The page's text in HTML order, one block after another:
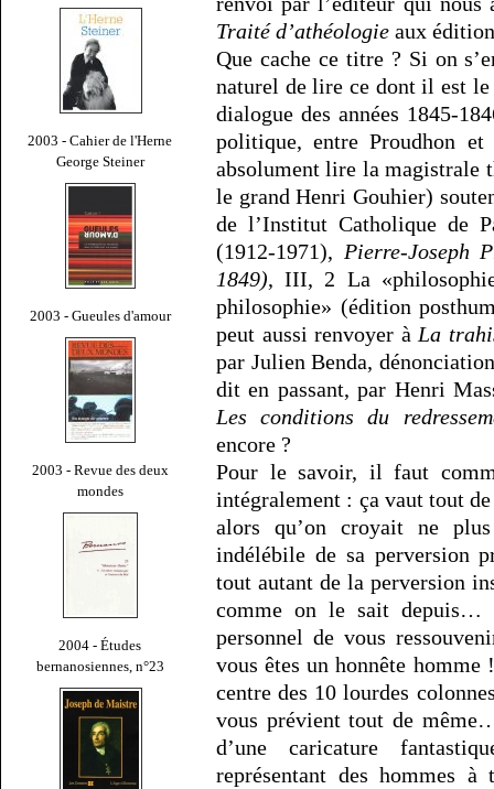
2003 - Cahier de l'Herne
George Steiner
2003 - Gueules d'amour
2003 - Revue des deux
mondes
2004 - Études
bernanosiennes, n°23
Traité d’athéologie aux
Que cache ce titre ? Si on
naturel de lire ce dont il est
dialogue des années 1845-
politique, entre Proudhon
absolument lire la magistrale
le grand Henri Gouhier)
de l’Institut Catholique de
(1912-1971), Pierre-Joseph
1849), III, 2 La
philosophie» (édition
peut aussi renvoyer à La
par Julien Benda,
dit en passant, par Henri
Les conditions du
encore ?
Pour le savoir, il faut
intégralement : ça vaut tout
alors qu’on croyait ne
indélébile de sa perversion
tout autant de la perversion
comme on le sait
personnel de vous
vous êtes un honnête
centre des 10 lourdes
vous prévient tout de
d’une caricature
représentant des hommes à